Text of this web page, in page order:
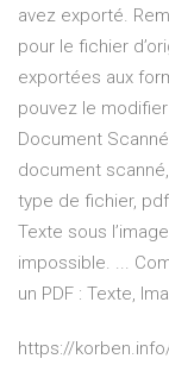
avez exporté.
pour le fichier
exportées aux
pouvez le
Document
document
type de fichier,
Texte sous
impossible. ...
un PDF : Texte,
https://